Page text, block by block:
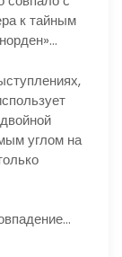
к тайным
углом на